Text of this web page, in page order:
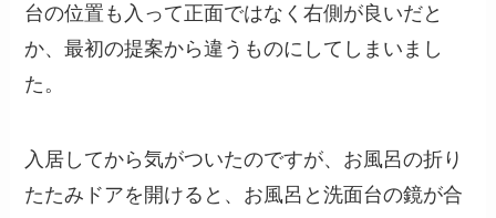
台の位置も入って正面ではなく右側が良いだと
か、最初の提案から違うものにしてしまいまし
た。
入居してから気がついたのですが、お風呂の折り
たたみドアを開けると、お風呂と洗面台の鏡が合